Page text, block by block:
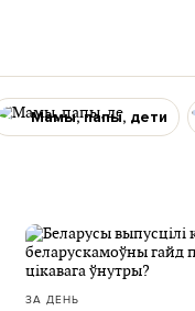
Мамы, папы, дети
ЗА ДЕНЬ